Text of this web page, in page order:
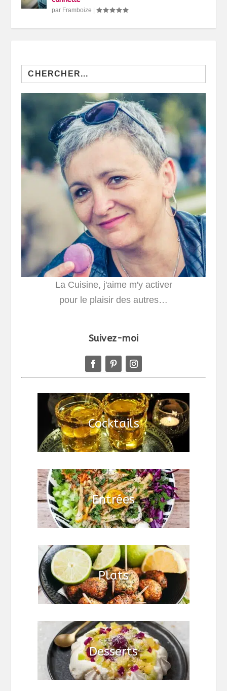
par Framboize |
Search
for:
La Cuisine, j'aime m'y activer
pour le plaisir des autres…
Suivez-moi